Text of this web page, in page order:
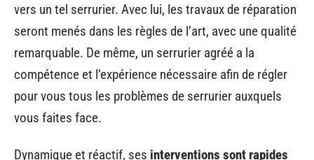
vers un tel serrurier. Avec lui, les travaux de réparation
seront menés dans les règles de l’art, avec une qualité
remarquable. De même, un serrurier agréé a la
compétence et l’expérience nécessaire afin de régler
pour vous tous les problèmes de serrurier auxquels
vous faites face.
Dynamique et réactif, ses interventions sont rapides